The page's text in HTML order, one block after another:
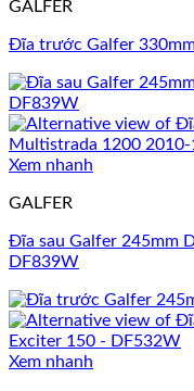
GALFER
Đĩa trước Galfer
Xem nhanh
GALFER
Đĩa sau Galfer 245mm
DF839W
Xem nhanh